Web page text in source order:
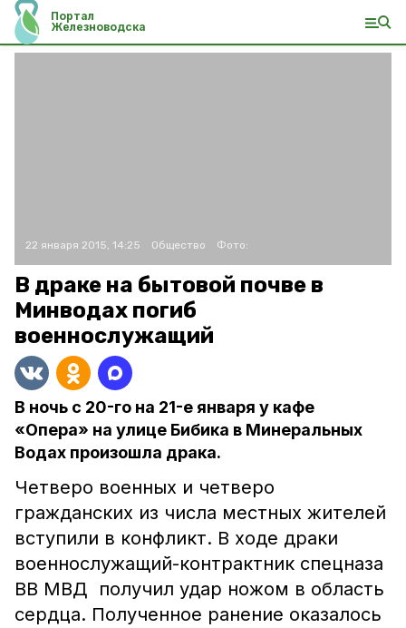
Портал
Железноводска
22 января 2015, 14:25 Общество Фото:
В драке на бытовой почве в
Минводах погиб
военнослужащий
В ночь с 20-го на 21-е января у кафе
«Опера» на улице Бибика в Минеральных
Водах произошла драка.
Четверо военных и четверо
гражданских из числа местных жителей
вступили в конфликт. В ходе драки
военнослужащий-контрактник спецназа
ВВ МВД получил удар ножом в область
сердца. Полученное ранение оказалось